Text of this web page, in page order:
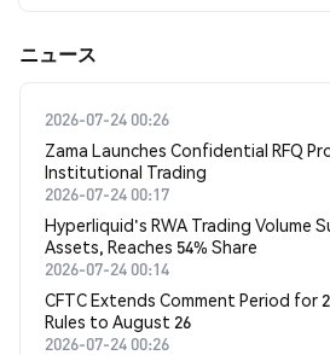
​​ニュース​​
2026-07-24 00:26
Zama Launches Confidential RFQ
Institutional Trading
2026-07-24 00:17
Hyperliquid's RWA Trading Volume
Assets, Reaches 54% Share
2026-07-24 00:14
CFTC Extends Comment Period for
Rules to August 26
2026-07-24 00:26